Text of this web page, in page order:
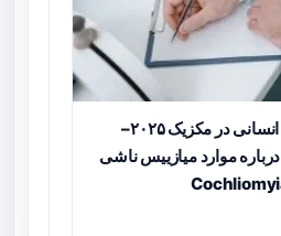
بازگشت اسکروورم انسانی در مکزیک ۲۰۲۵–
۲۰۲۶: هشدار CDC درباره موارد میازییس ناشی